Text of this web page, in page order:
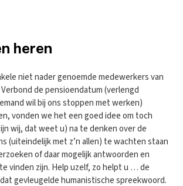
heren
niet nader genoemde medewerkers van
de pensioendatum (verlengd
wil bij ons stoppen met werken)
vonden we het een goed idee om toch
wij, dat weet u) na te denken over de
(uiteindelijk met z’n allen) te wachten staan
of daar mogelijk antwoorden en
vinden zijn. Help uzelf, zo helpt u … de
gevleugelde humanistische spreekwoord.